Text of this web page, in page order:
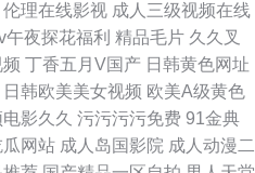
伦理在线影视 成人三级视频在线
午夜探花福利 精品毛片 久久叉
丁香五月V国产 日韩黄色网址
日韩欧美美女视频 欧美A级黄色
影久久 污污污污免费 91金典
瓜网站 成人岛国影院 成人动漫二